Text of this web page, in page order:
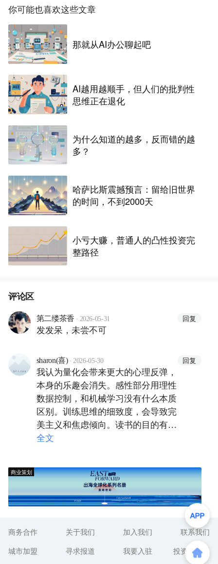
你可能也喜欢这些文章
那就从AI办公聊起吧
AI越用越顺手，但人们的批判性
思维正在退化
为什么知道的越多，反而错的越
多？
哈萨比斯震撼预言：留给旧世界
的时间，不到2000天
小亏大赚，普通人的凸性投资完
整路径
评论区
第二缕茶香 · 2026-05-31 回复
发发呆，未尝不可
sharon(喜) · 2026-05-30 回复
我认为量化会带来更大的心理反弹，
本身的乐趣会消失。感性部分用理性
数据控制，和机械学习没有什么本质
区别。训练思维的细致度，会导致完
美主义和焦虑倾向。读书的目的有很
多，太过功利化，反而容易适得其
全文
商业策划
商务合作 关于我们 加入我们
联系我们
城市加盟
寻求报道 我要入驻 投资者关系